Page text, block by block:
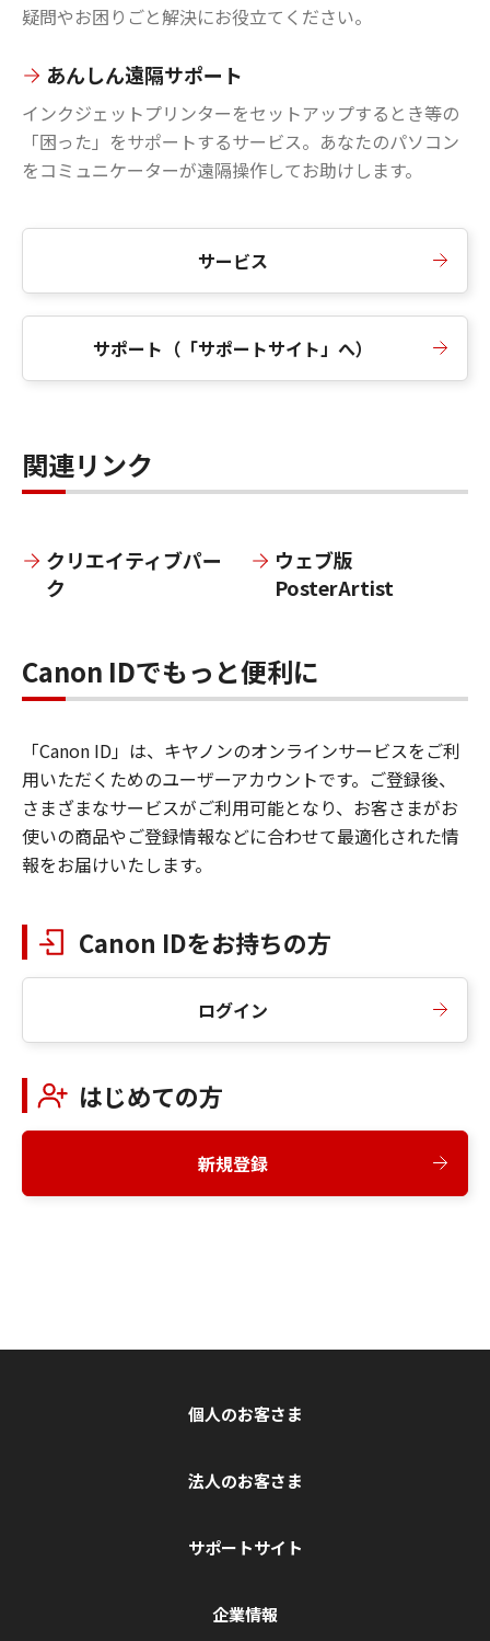
疑問やお困りごと解決にお役立てください。
あんしん遠隔サポート
インクジェットプリンターをセットアップするとき等の
「困った」をサポートするサービス。あなたのパソコン
をコミュニケーターが遠隔操作してお助けします。
サービス
サポート（「サポートサイト」へ）
関連リンク
クリエイティブパー
ク
ウェブ版
PosterArtist
Canon IDでもっと便利に
「Canon ID」は、キヤノンのオンラインサービスをご利
用いただくためのユーザーアカウントです。ご登録後、
さまざまなサービスがご利用可能となり、お客さまがお
使いの商品やご登録情報などに合わせて最適化された情
報をお届けいたします。
Canon IDをお持ちの方
ログイン
はじめての方
新規登録
個人のお客さま
法人のお客さま
サポートサイト
企業情報